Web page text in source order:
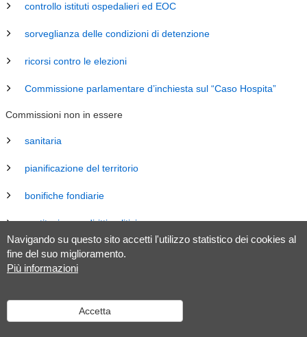
Navigando su questo sito accetti l'utilizzo statistico dei cookies al
fine del suo miglioramento.
Più informazioni
Accetta
controllo istituti ospedalieri ed EOC
sorveglianza delle condizioni di detenzione
ricorsi contro le elezioni
Commissione parlamentare d’inchiesta sul “Caso Hospita”
Commissioni non in essere
sanitaria
pianificazione del territorio
bonifiche fondiarie
costituzione e diritti politici
energia